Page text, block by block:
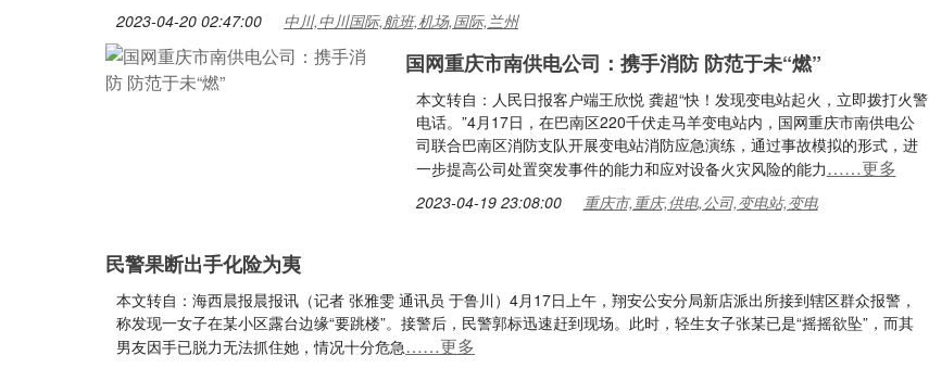
2023-04-20 02:47:00 中川,中川国际,航班,机场,国际,兰州
国网重庆市南供电公司：携手消防 防范于未“燃”
本文转自：人民日报客户端王欣悦 龚超“快！发现变电站起火，立即拨打火警
电话。”4月17日，在巴南区220千伏走马羊变电站内，国网重庆市南供电公
司联合巴南区消防支队开展变电站消防应急演练，通过事故模拟的形式，进
一步提高公司处置突发事件的能力和应对设备火灾风险的能力……更多
2023-04-19 23:08:00 重庆市,重庆,供电,公司,变电站,变电
民警果断出手化险为夷
本文转自：海西晨报晨报讯（记者 张雅雯 通讯员 于鲁川）4月17日上午，翔安公安分局新店派出所接到辖区群众报警，
称发现一女子在某小区露台边缘“要跳楼”。接警后，民警郭标迅速赶到现场。此时，轻生女子张某已是“摇摇欲坠”，而其
男友因手已脱力无法抓住她，情况十分危急……更多